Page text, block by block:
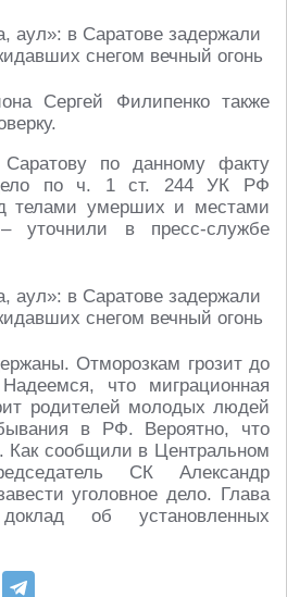
Сергей Филипенко также
по данному факту
дело по ч. 1 ст. 244 УК РФ
телами умерших и местами
уточнили в пресс-службе
Отморозкам грозит до
что миграционная
родителей молодых людей
в РФ. Вероятно, что
Как сообщили в Центральном
СК Александр
уголовное дело. Глава
об установленных